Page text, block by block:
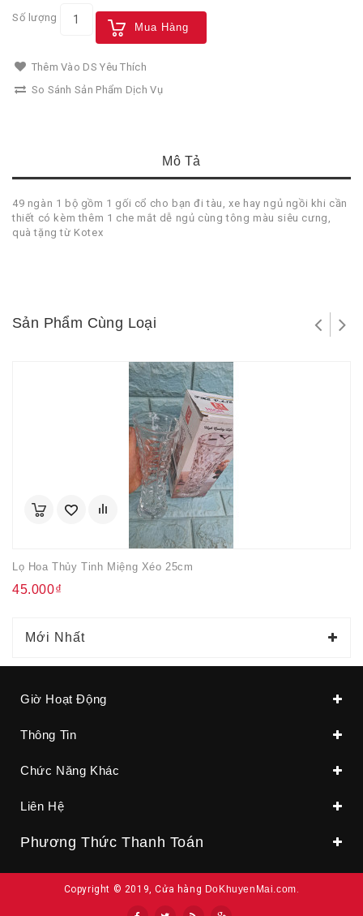
Số lượng
Mua Hàng
Thêm Vào DS Yêu Thích
So Sánh Sản Phẩm Dịch Vụ
Mô Tả
49 ngàn 1 bộ gồm 1 gối cổ cho bạn đi tàu, xe hay ngủ ngồi khi cần
thiết có kèm thêm 1 che mắt dễ ngủ cùng tông màu siêu cưng,
quà tặng từ Kotex
Sản Phẩm Cùng Loại
Lọ Hoa Thủy Tinh Miệng Xéo 25cm
45.000₫
Mới Nhất
Giờ Hoạt Động
Thông Tin
Chức Năng Khác
Liên Hệ
Phương Thức Thanh Toán
Copyright © 2019, Cửa hàng DoKhuyenMai.com